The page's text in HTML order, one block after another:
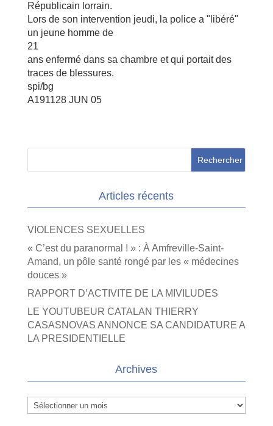
Républicain lorrain.
Lors de son intervention jeudi, la police a "libéré"
un jeune homme de
21
ans enfermé dans sa chambre et qui portait des
traces de blessures.
spi/bg
A191128 JUN 05
Articles récents
VIOLENCES SEXUELLES
« C’est du paranormal ! » : À Amfreville-Saint-
Amand, un pôle santé rongé par les « médecines
douces »
RAPPORT D’ACTIVITE DE LA MIVILUDES
LE YOUTUBEUR CATALAN THIERRY
CASASNOVAS ANNONCE SA CANDIDATURE A
LA PRESIDENTIELLE
Archives
Archives